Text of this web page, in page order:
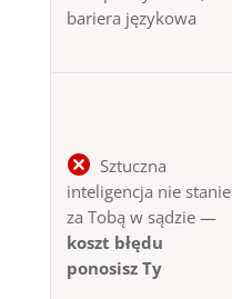
bariera językowa
Sztuczna
inteligencja nie stanie
za Tobą w sądzie —
koszt błędu
ponosisz Ty